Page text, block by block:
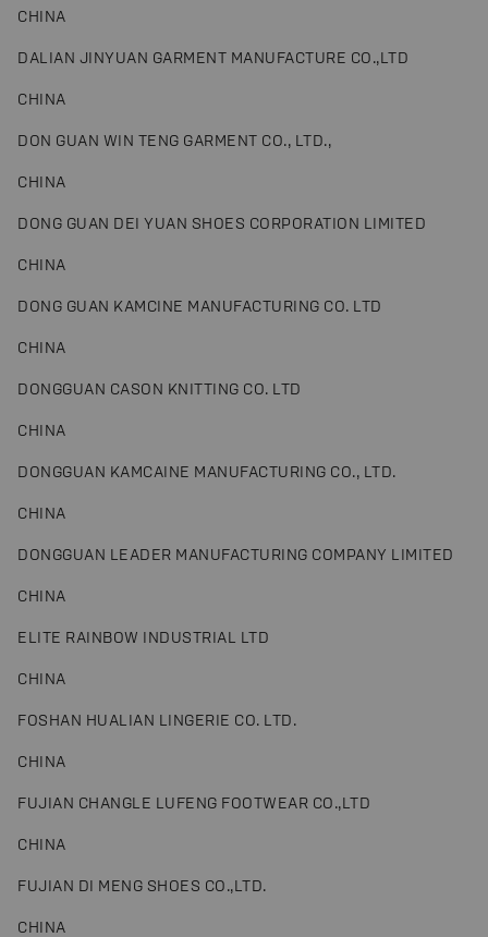
CHINA
DALIAN JINYUAN GARMENT MANUFACTURE CO.,LTD
CHINA
DON GUAN WIN TENG GARMENT CO., LTD.,
CHINA
DONG GUAN DEI YUAN SHOES CORPORATION LIMITED
CHINA
DONG GUAN KAMCINE MANUFACTURING CO. LTD
CHINA
DONGGUAN CASON KNITTING CO. LTD
CHINA
DONGGUAN KAMCAINE MANUFACTURING CO., LTD.
CHINA
DONGGUAN LEADER MANUFACTURING COMPANY LIMITED
CHINA
ELITE RAINBOW INDUSTRIAL LTD
CHINA
FOSHAN HUALIAN LINGERIE CO. LTD.
CHINA
FUJIAN CHANGLE LUFENG FOOTWEAR CO.,LTD
CHINA
FUJIAN DI MENG SHOES CO.,LTD.
CHINA